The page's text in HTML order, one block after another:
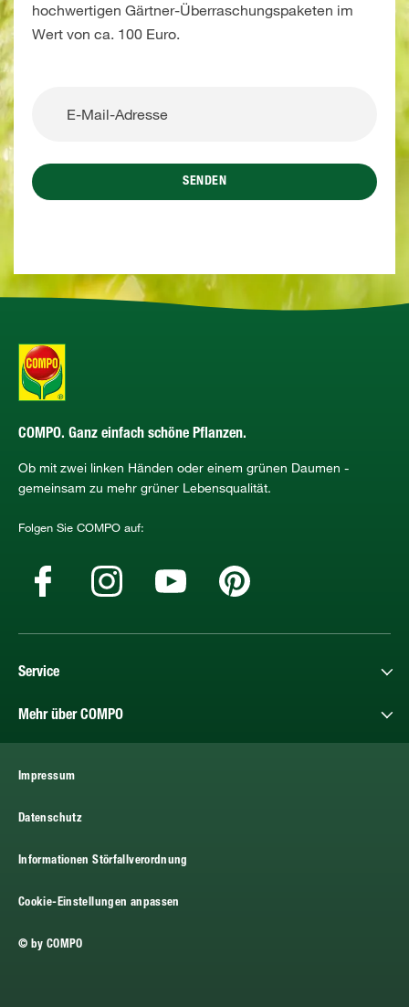
hochwertigen Gärtner-Überraschungspaketen im
Wert von ca. 100 Euro.
SENDEN
COMPO. Ganz einfach schöne Pflanzen.
Ob mit zwei linken Händen oder einem grünen Daumen -
gemeinsam zu mehr grüner Lebensqualität.
Folgen Sie COMPO auf:
Service
Mehr über COMPO
Impressum
Datenschutz
Informationen Störfallverordnung
Cookie-Einstellungen anpassen
© by COMPO